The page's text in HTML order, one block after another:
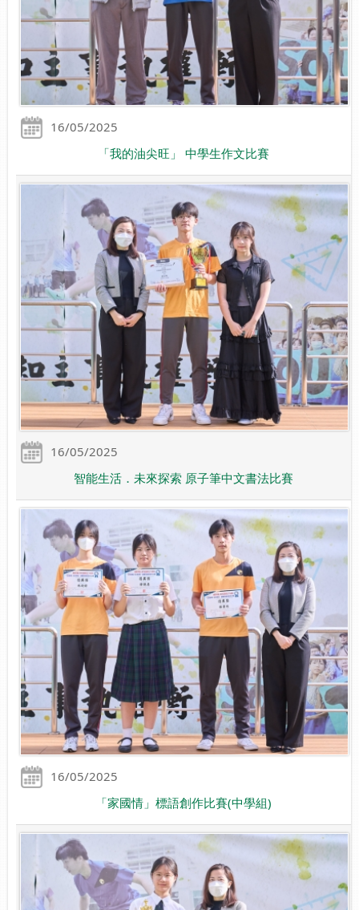
16/05/2025
「我的油尖旺」 中學生作文比賽
16/05/2025
智能生活．未來探索 原子筆中文書法比賽
16/05/2025
「家國情」標語創作比賽(中學組)